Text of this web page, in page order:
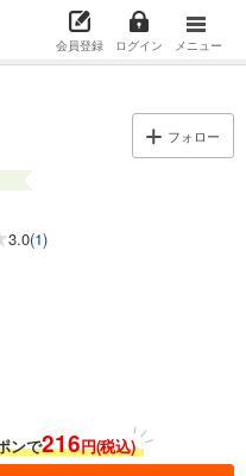
会員登録 ログイン メニュー
フォロー
3.0(1)
ンで216円(税込)